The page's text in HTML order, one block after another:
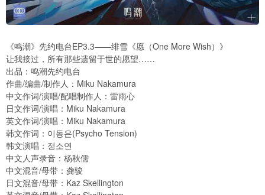
《鸣潮》先约电台EP3.3——绯雪《愿（One More Wish）》
让我接过，所有那些遗留于世的愿望……
出品：鸣潮先约电台
作曲/编曲/制作人：Miku Nakamura
中文作词/演唱/配唱制作人：雷雨心
日文作词/演唱：Miku Nakamura
英文作词/演唱：Miku Nakamura
韩文作词：이동은(Psycho Tension)
韩文演唱：정소연
中文人声录音：杨秋儒
中文混音/母带：龚骏
日文混音/母带：Kaz Skellington